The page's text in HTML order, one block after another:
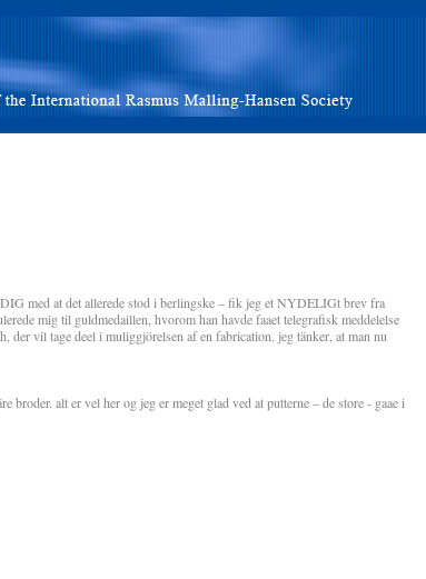
med at det allerede stod i berlingske – fik jeg et NYDELIGt brev fra
mig til guldmedaillen, hvorom han havde faaet telegrafisk meddelelse
vil tage deel i muliggjörelsen af en fabrication. jeg tänker, at man nu
alt er vel her og jeg er meget glad ved at putterne – de store - gaae i